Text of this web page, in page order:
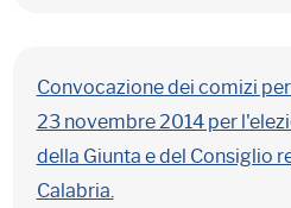
Convocazione dei comizi
23 novembre 2014 per
della Giunta e del Consiglio
Calabria.